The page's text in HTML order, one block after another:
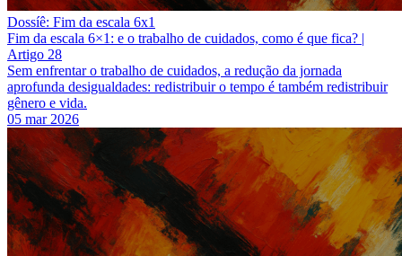
Dossíê: Fim da escala 6x1
Fim da escala 6×1: e o trabalho de cuidados, como é que fica? |
Artigo 28
Sem enfrentar o trabalho de cuidados, a redução da jornada
aprofunda desigualdades: redistribuir o tempo é também redistribuir
gênero e vida.
05 mar 2026